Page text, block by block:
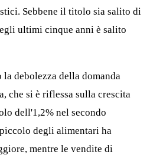
Sebbene il titolo sia salito di
ultimi cinque anni è salito
debolezza della domanda
che si è riflessa sulla crescita
dell'1,2% nel secondo
degli alimentari ha
mentre le vendite di